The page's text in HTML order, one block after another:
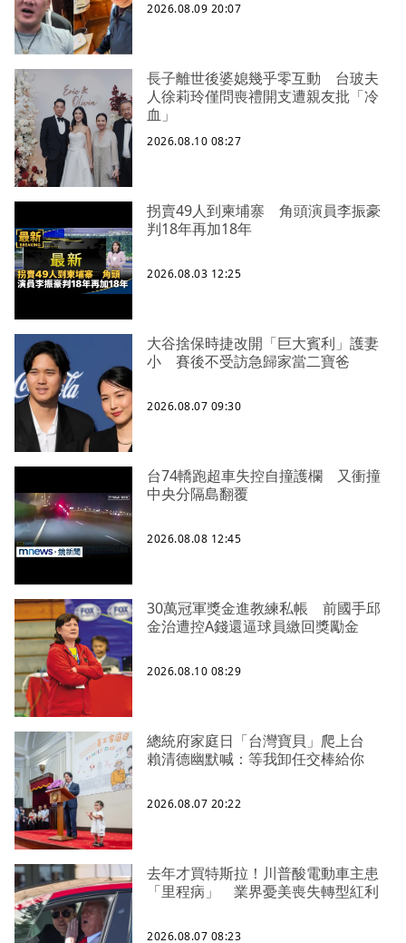
2026.08.09 20:07
長子離世後婆媳幾乎零互動 台玻夫
人徐莉玲僅問喪禮開支遭親友批「冷
血」
2026.08.10 08:27
拐賣49人到柬埔寨 角頭演員李振豪
判18年再加18年
2026.08.03 12:25
大谷捨保時捷改開「巨大賓利」護妻
小 賽後不受訪急歸家當二寶爸
2026.08.07 09:30
台74轎跑超車失控自撞護欄 又衝撞
中央分隔島翻覆
2026.08.08 12:45
30萬冠軍獎金進教練私帳 前國手邱
金治遭控A錢還逼球員繳回獎勵金
2026.08.10 08:29
總統府家庭日「台灣寶貝」爬上台
賴清德幽默喊：等我卸任交棒給你
2026.08.07 20:22
去年才買特斯拉！川普酸電動車主患
「里程病」 業界憂美喪失轉型紅利
2026.08.07 08:23